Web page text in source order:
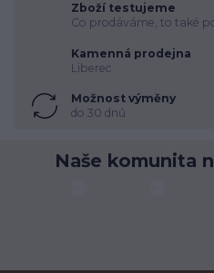
Zboží testujeme
Co prodáváme, to také
Kamenná prodejna
Liberec
Možnost výměny
do 30 dnů
Naše komunita